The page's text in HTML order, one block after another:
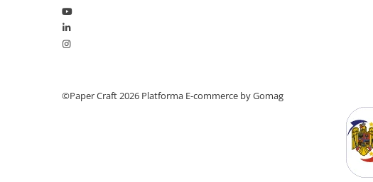
©Paper Craft 2026 Platforma E-commerce by Gomag